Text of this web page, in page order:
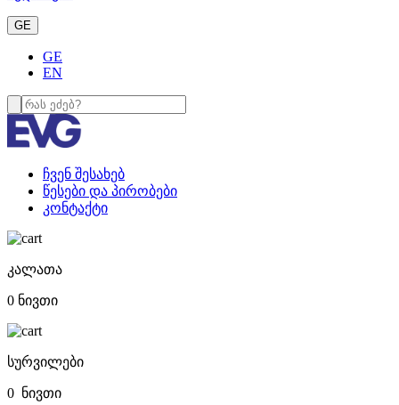
GE
GE
EN
ჩვენ შესახებ
წესები და პირობები
კონტაქტი
კალათა
0 ნივთი
სურვილები
0 ნივთი